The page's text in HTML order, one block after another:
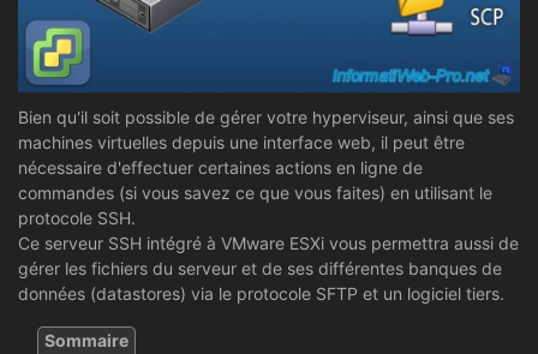
Bien qu'il soit possible de gérer votre hyperviseur, ainsi que ses
machines virtuelles depuis une interface web, il peut être
nécessaire d'effectuer certaines actions en ligne de
commandes (si vous savez ce que vous faites) en utilisant le
protocole SSH.
Ce serveur SSH intégré à VMware ESXi vous permettra aussi de
gérer les fichiers du serveur et de ses différentes banques de
données (datastores) via le protocole SFTP et un logiciel tiers.